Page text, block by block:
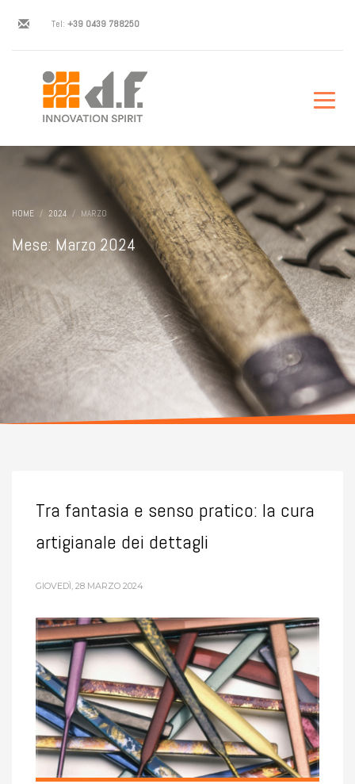
Tel: +39 0439 788250
HOME 2024 MARZO
Mese: Marzo 2024
Tra fantasia e senso pratico: la cura
artigianale dei dettagli
GIOVEDÌ, 28 MARZO 2024